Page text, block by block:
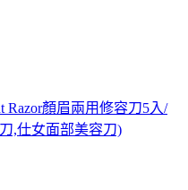
Razor顏眉兩用修容刀5入/
,仕女面部美容刀)